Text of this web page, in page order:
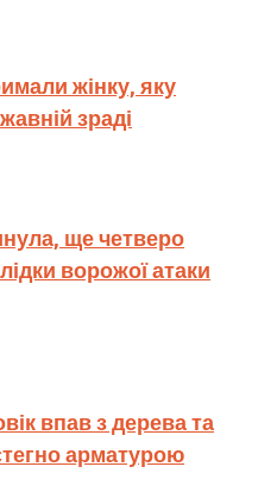
жінку, яку
зраді
ще четверо
ворожої атаки
впав з дерева та
арматурою